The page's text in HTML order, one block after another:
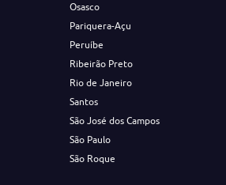
Osasco
Pariquera-Açu
Peruíbe
Ribeirão Preto
Rio de Janeiro
Santos
São José dos Campos
São Paulo
São Roque